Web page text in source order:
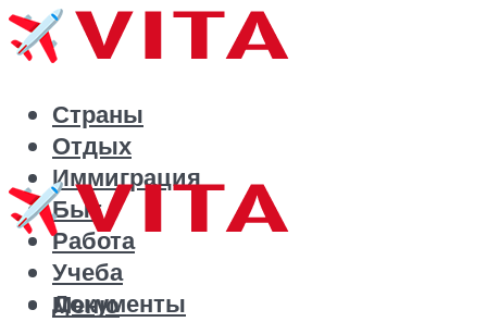
Страны
Отдых
Иммиграция
Быт
Работа
Учеба
Документы
Меню